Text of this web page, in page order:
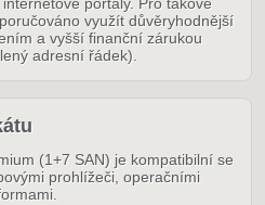
využít důvěryhodnější
a vyšší finanční zárukou
adresní řádek).
(1+7 SAN) je kompatibilní se
prohlížeči, operačními